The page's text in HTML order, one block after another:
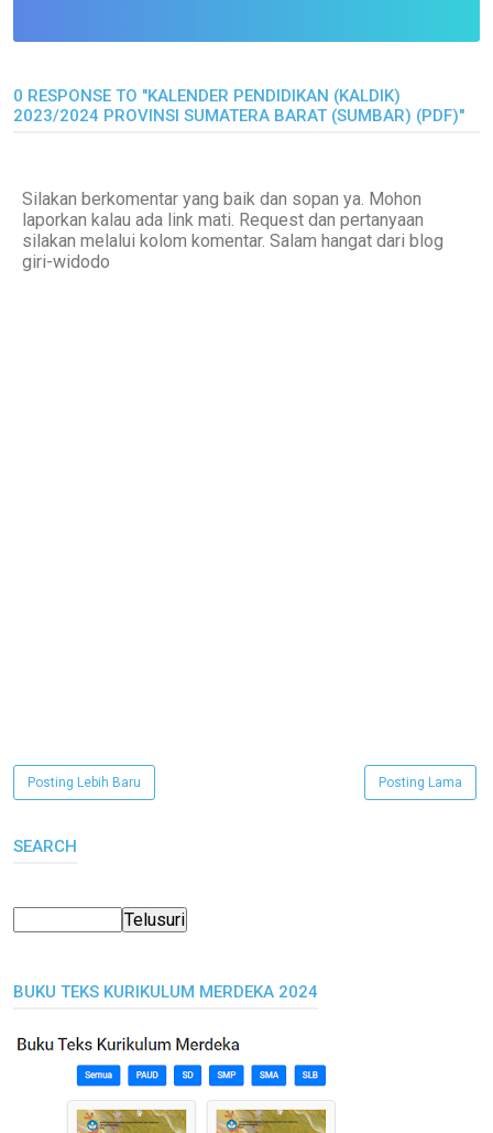
0 RESPONSE TO "KALENDER PENDIDIKAN (KALDIK)
2023/2024 PROVINSI SUMATERA BARAT (SUMBAR) (PDF)"
Silakan berkomentar yang baik dan sopan ya. Mohon
laporkan kalau ada link mati. Request dan pertanyaan
silakan melalui kolom komentar. Salam hangat dari blog
giri-widodo
Posting Lebih Baru Posting Lama
SEARCH
BUKU TEKS KURIKULUM MERDEKA 2024